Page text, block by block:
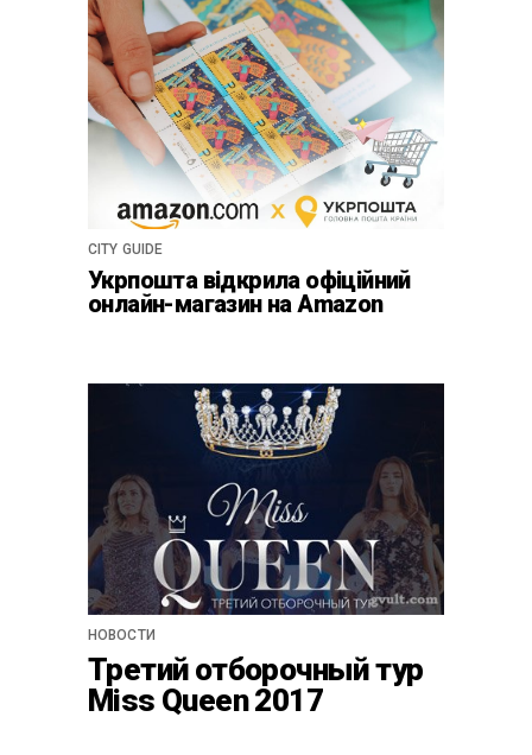
CITY GUIDE
Укрпошта відкрила офіційний
онлайн-магазин на Amazon
НОВОСТИ
Третий отборочный тур
Miss Queen 2017